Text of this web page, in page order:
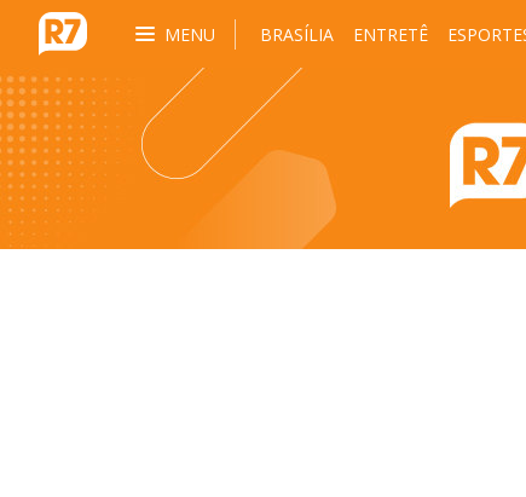
MENU BRASÍLIA ENTRETÊ